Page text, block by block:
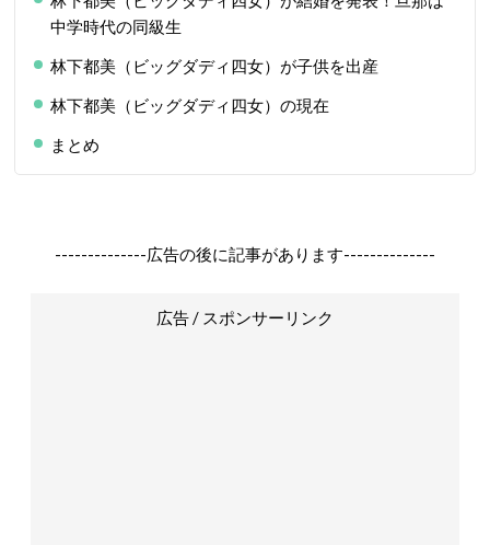
中学時代の同級生
林下都美（ビッグダディ四女）が子供を出産
林下都美（ビッグダディ四女）の現在
まとめ
--------------広告の後に記事があります--------------
広告 / スポンサーリンク